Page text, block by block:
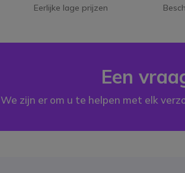
Eerlijke lage prijzen
Een
We zijn er om u te helpen met elk